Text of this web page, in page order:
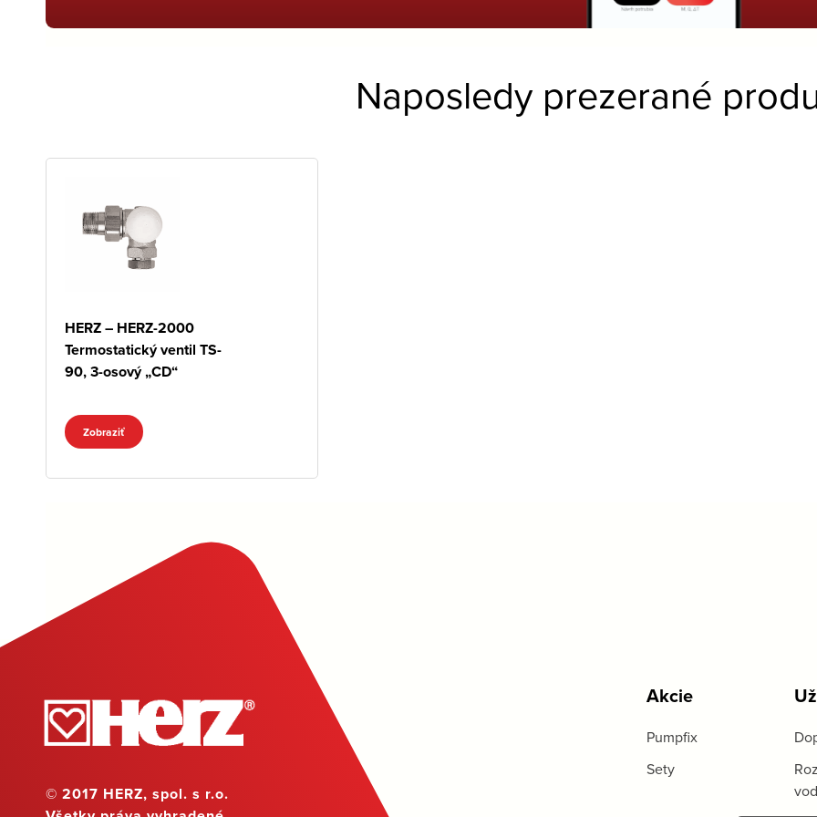
Naposledy prezerané
HERZ – HERZ-2000
Termostatický ventil TS-
90, 3-osový „CD“
Zobraziť
© 2017 HERZ, spol. s r.o.
Akcie
Pumpfix
Sety